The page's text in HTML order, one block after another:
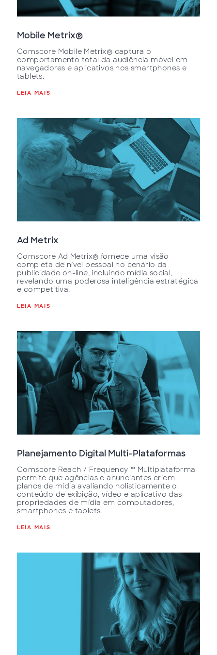
Mobile Metrix®
Comscore Mobile Metrix® captura o
comportamento total da audiência móvel em
navegadores e aplicativos nos smartphones e
tablets.
LEIA MAIS
Ad Metrix
Comscore Ad Metrix® fornece uma visão
completa de nível pessoal no cenário da
publicidade on-line, incluindo mídia social,
revelando uma poderosa inteligência estratégica
e competitiva.
LEIA MAIS
Planejamento Digital Multi-Plataformas
Comscore Reach / Frequency ™ Multiplataforma
permite que agências e anunciantes criem
planos de mídia avaliando holisticamente o
conteúdo de exibição, vídeo e aplicativo das
propriedades de mídia em computadores,
smartphones e tablets.
LEIA MAIS